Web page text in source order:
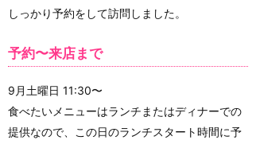
しっかり予約をして訪問しました。
予約〜来店まで
9月土曜日 11:30〜
食べたいメニューはランチまたはディナーでの
提供なので、この日のランチスタート時間に予